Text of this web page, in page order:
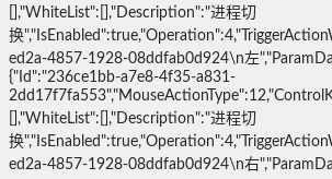
[],"WhiteList":[],"Description":"进程切
换
ed2a-4857-1928-08ddfab0d924\n左
{"Id":"236ce1bb-a7e8-4f35-a831-
[],"WhiteList":[],"Description":"进程切
换
ed2a-4857-1928-08ddfab0d924\n右